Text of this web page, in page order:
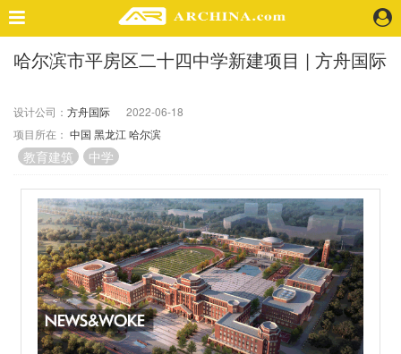
精选案例
景 观
室 内
视 频
头条资讯
业 界
机 构
人 物
地 产
快速搜索
哈尔滨市平房区二十四中学新建项目 | 方舟国际
设计公司： 方舟国际
2022-06-18
项目所在： 中国 黑龙江 哈尔滨
教育建筑 中学